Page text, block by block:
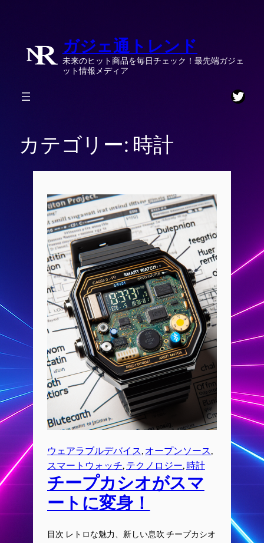
ガジェ通トレンド
未来のヒット商品を毎日チェック！最先端ガジェ
ット情報メディア
カテゴリー: 時計
ウェアラブルデバイス, オープンソース
スマートウォッチ, テクノロジー, 時計
チープカシオがスマ
ートに変身！
目次 レトロな魅力、新しい息吹 チープカシオ